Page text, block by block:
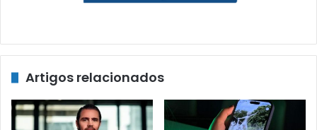
Artigos relacionados